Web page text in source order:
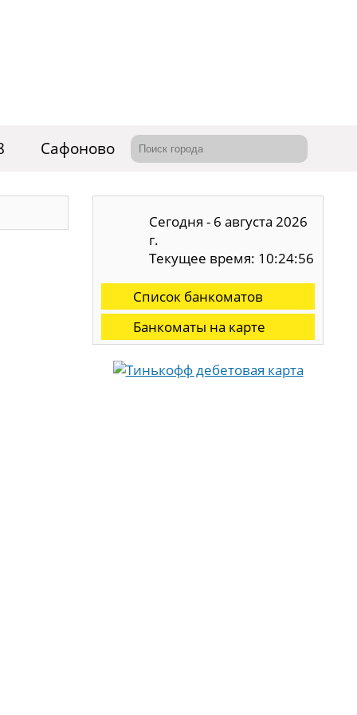
Сафоново
Сегодня - 6 августа 2026
г.
Текущее время: 10:24:57
Список банкоматов
Банкоматы на карте